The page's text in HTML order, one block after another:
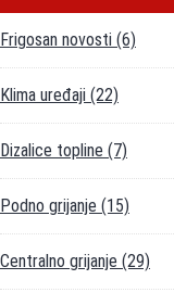
Frigosan novosti (6)
Klima uređaji (22)
Dizalice topline (7)
Podno grijanje (15)
Centralno grijanje (29)